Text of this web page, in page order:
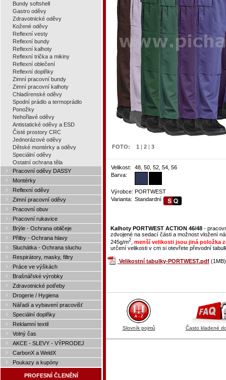
Bundy softshell
Gastro oděvy
Zdravotnické oděvy
Kožené oděvy
Reflexní vesty
Reflexní bundy
Reflexní kalhoty
Reflexní trička a mikiny
Reflexní oblečení
Reflexní doplňky
Zimní pracovní bundy
Zimní pracovní kalhoty
Chladírenské oděvy
Spodní prádlo a termoprádlo
Ponožky
Nehořlavé oděvy
Antistatické oděvy a ESD
Čisté prostory CRC
Jednorázové oděvy
Dětské montérky a oděvy
Speciální oděvy
Ostatní ochrana těla
Pracovní oděvy DASSY
Montérky
Reflexní oděvy
Zimní pracovní oděvy
Pracovní obuv
Pracovní rukavice
Brýle - Ochrana obličeje
Přilby - Ochrana hlavy
Sluchátka - Ochrana sluchu
Respirátory, masky, filtry
Práce ve výškách
Brašnářské výrobky
Zdravotnické potřeby
Drogerie / Hygiena
Nářadí a vybavení pracovišť
Speciální doplňky
Reklamní textil
Volný čas
AKCE - SLEVY - VÝPRODEJ
CarbonX a WeldX
Poukazy a kupóny
PROFESNÍ ČLENĚNÍ
FOTO: 1 | 2 | 3
Velikost:
48, 50, 52, 54, 56
Barva:
Výrobce: PORTWEST
Varianta: Standardní
Kalhoty PORTWEST ACTION 46/48 -
zdvojené na sedací části a možnost vložení
245g/m2 menší velikosti jsou jiná položka
určení velikosti v cm si otevřete převodní
Velikostní tabulky-PORTWEST.pdf (1MB)
Slovník pojmů Často kladené